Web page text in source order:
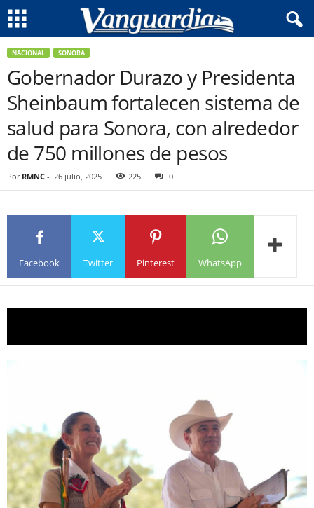
NACIONAL SONORA
Gobernador Durazo y Presidenta
Sheinbaum fortalecen sistema de
salud para Sonora, con alrededor
de 750 millones de pesos
Por RMNC - 26 julio, 2025 225 0
Facebook Twitter Pinterest WhatsApp